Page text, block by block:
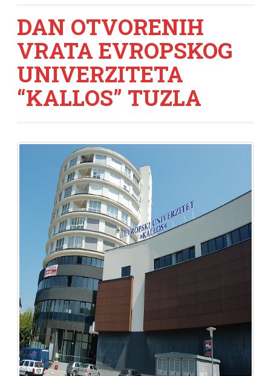
DAN OTVORENIH
VRATA EVROPSKOG
UNIVERZITETA
“KALLOS” TUZLA